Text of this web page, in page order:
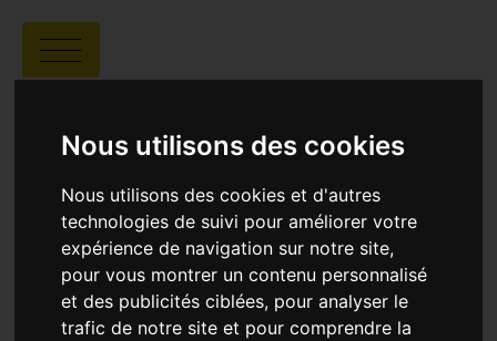
Nous utilisons des cookies
Nous utilisons des cookies et d'autres
technologies de suivi pour améliorer votre
expérience de navigation sur notre site,
pour vous montrer un contenu personnalisé
et des publicités ciblées, pour analyser le
trafic de notre site et pour comprendre la
TREASURE SEEKER
Ginoh ANDRIAMALALA | 00:05 | USA
SYNOPSIS